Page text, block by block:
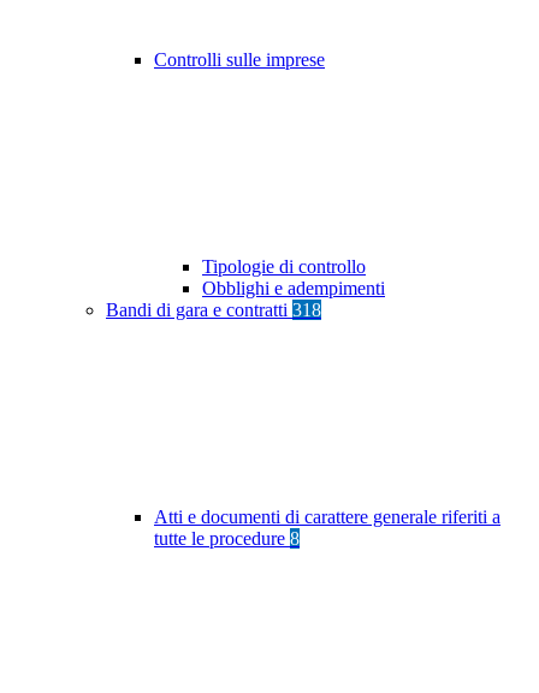
Controlli sulle imprese
Tipologie di controllo
Obblighi e adempimenti
Bandi di gara e contratti 318
Atti e documenti di carattere generale riferiti a
tutte le procedure 8